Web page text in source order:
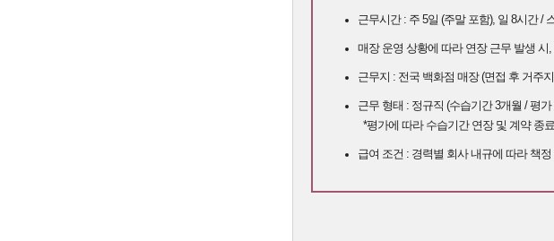
근무시간 : 주 5일 (주말 포함), 일 8시간 /
매장 운영 상황에 따라 연장 근무 발생 시
근무지 : 전국 백화점 매장 (면접 후 거주
근무 형태 : 정규직 (수습기간 3개월 / 평
*평가에 따라 수습기간 연장 및 계약 종
급여 조건 : 경력별 회사 내규에 따라 책